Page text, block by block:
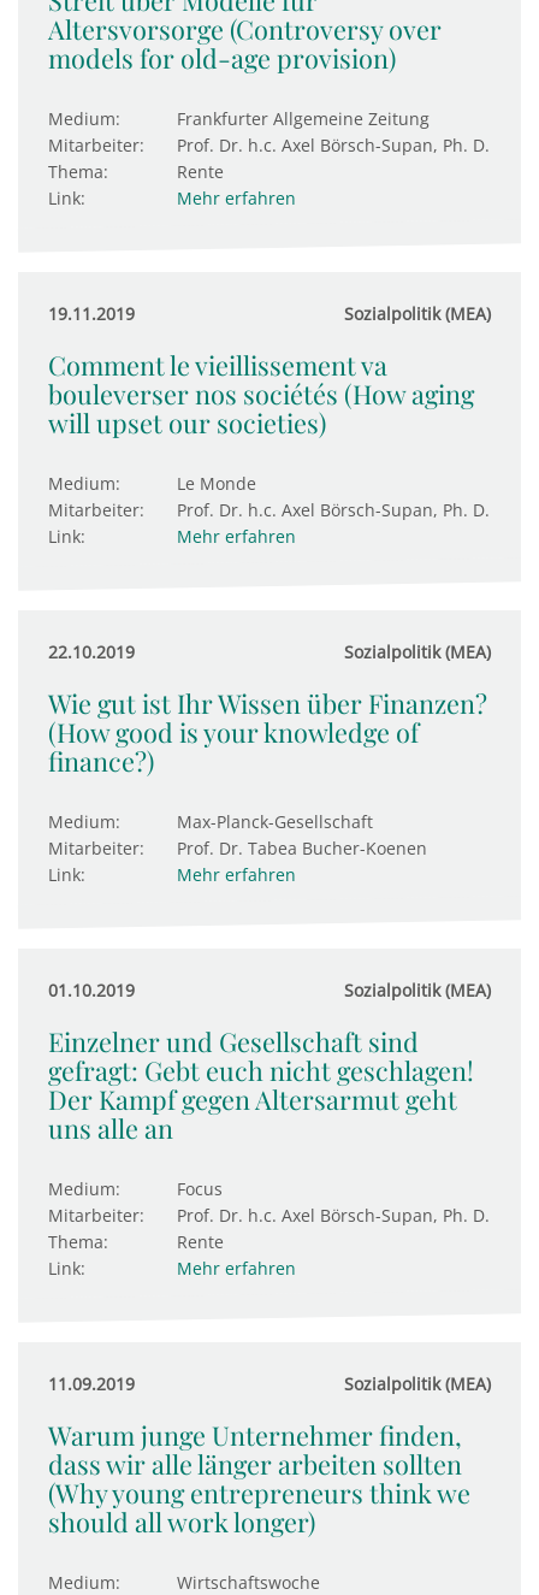
Altersvorsorge (Controversy over
models for old-age provision)
Medium:
Frankfurter Allgemeine Zeitung
Mitarbeiter:
Prof. Dr. h.c. Axel Börsch-Supan, Ph. D.
Thema:
Rente
Link:
Mehr erfahren
19.11.2019 Sozialpolitik (MEA)
Comment le vieillissement va
bouleverser nos sociétés (How aging
will upset our societies)
Medium:
Le Monde
Mitarbeiter:
Prof. Dr. h.c. Axel Börsch-Supan, Ph. D.
Link:
Mehr erfahren
22.10.2019 Sozialpolitik (MEA)
Wie gut ist Ihr Wissen über Finanzen?
(How good is your knowledge of
finance?)
Medium:
Max-Planck-Gesellschaft
Mitarbeiter:
Prof. Dr. Tabea Bucher-Koenen
Link:
Mehr erfahren
01.10.2019 Sozialpolitik (MEA)
Einzelner und Gesellschaft sind
gefragt: Gebt euch nicht geschlagen!
Der Kampf gegen Altersarmut geht
uns alle an
Medium:
Focus
Mitarbeiter:
Prof. Dr. h.c. Axel Börsch-Supan, Ph. D.
Thema:
Rente
Link:
Mehr erfahren
11.09.2019 Sozialpolitik (MEA)
Warum junge Unternehmer finden,
dass wir alle länger arbeiten sollten
(Why young entrepreneurs think we
should all work longer)
Medium:
Wirtschaftswoche